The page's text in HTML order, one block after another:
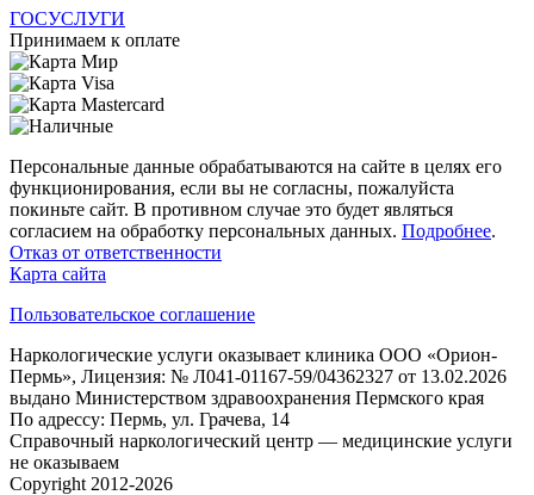
ГОСУСЛУГИ
Принимаем к оплате
Персональные данные обрабатываются на сайте в целях его
функционирования, если вы не согласны, пожалуйста
покиньте сайт. В противном случае это будет являться
согласием на обработку персональных данных. Подробнее.
Отказ от ответственности
Карта сайта
Пользовательское соглашение
Наркологические услуги оказывает клиника ООО «Орион-
Пермь», Лицензия: № Л041-01167-59/04362327 от 13.02.2026
выдано Министерством здравоохранения Пермского края
По адрессу: Пермь, ул. Грачева, 14
Справочный наркологический центр — медицинские услуги
не оказываем
Copyright 2012-2026